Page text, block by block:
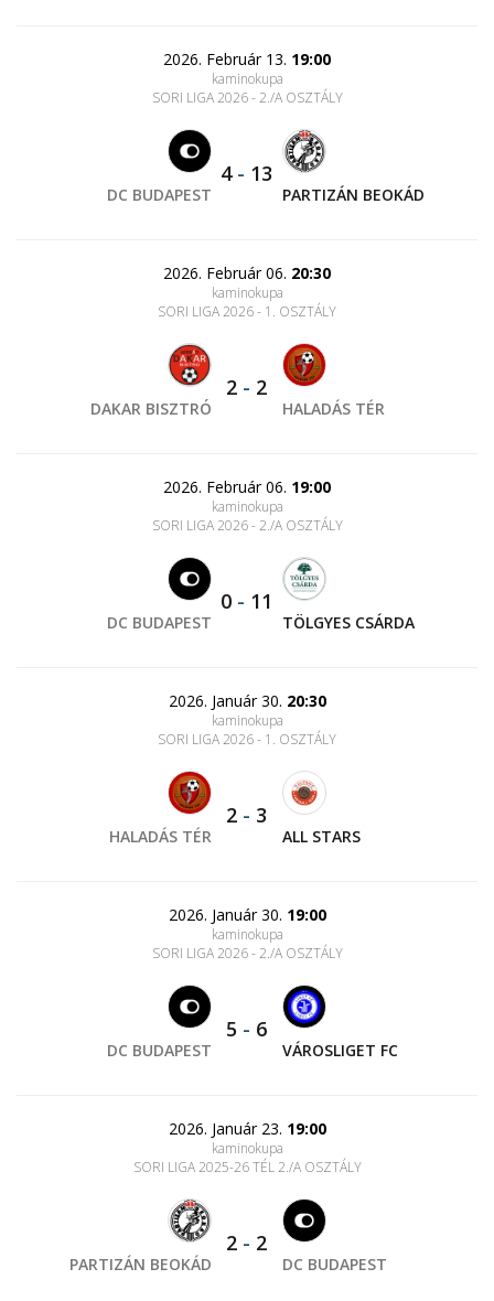
2026. Február 13. 19:00
kaminokupa
SORI LIGA 2026 - 2./A OSZTÁLY
DC BUDAPEST
4- 13
PARTIZÁN BEOKÁD
2026. Február 06. 20:30
kaminokupa
SORI LIGA 2026 - 1. OSZTÁLY
DAKAR BISZTRÓ
2 - 2
HALADÁS TÉR
2026. Február 06. 19:00
kaminokupa
SORI LIGA 2026 - 2./A OSZTÁLY
DC BUDAPEST
0 - 11
TÖLGYES CSÁRDA
2026. Január 30. 20:30
kaminokupa
SORI LIGA 2026 - 1. OSZTÁLY
HALADÁS TÉR
2 - 3
ALL STARS
2026. Január 30. 19:00
kaminokupa
SORI LIGA 2026 - 2./A OSZTÁLY
DC BUDAPEST
5 - 6
VÁROSLIGET FC
2026. Január 23. 19:00
kaminokupa
SORI LIGA 2025-26 TÉL 2./A OSZTÁLY
PARTIZÁN BEOKÁD
2 - 2
DC BUDAPEST